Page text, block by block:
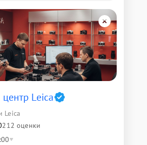
Leica
Leica
212 оценки